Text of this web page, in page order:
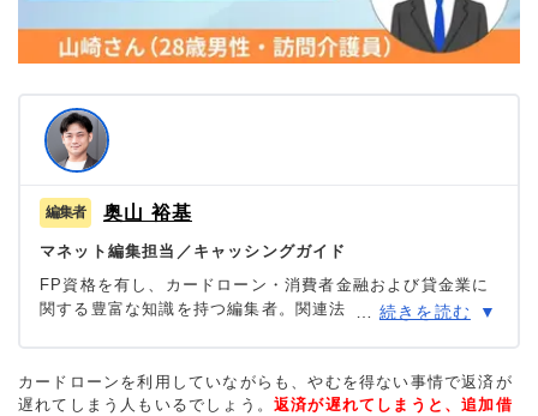
奥山 裕基
マネット編集担当／キャッシングガイド
FP資格を有し、カードローン・消費者金融および貸金業に
関する豊富な知識を持つ編集者。関連法規（貸金業法・金
もとにリアルな情報収集を怠らず、自身も当サイトにおい
て1,000本を超える記事を執筆。生活に欠かせない「お金」
続きを読む
カードローンを利用していながらも、やむを得ない事情で返済が
遅れてしまう人もいるでしょう。 返済が遅れてしまうと、追加借